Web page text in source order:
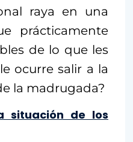
raya en una
prácticamente
de lo que les
ocurre salir a la
la madrugada?
situación de los